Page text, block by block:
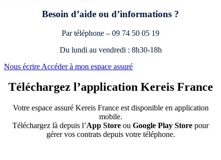
Besoin d’aide ou d’informations ?
Par téléphone – 09 74 50 05 19
Du lundi au vendredi : 8h30-18h
Nous écrire Accéder à mon espace assuré
Téléchargez l’application Kereis France
Votre espace assuré Kereis France est disponible en application
mobile.
Téléchargez là depuis l’App Store ou Google Play Store pour
gérer vos contrats depuis votre téléphone.